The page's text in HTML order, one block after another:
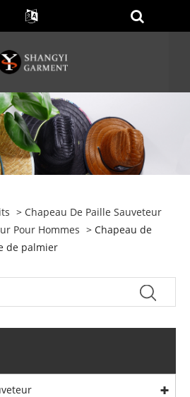
> Chapeau De Paille Sauveteur
Pour Hommes > Chapeau de
de palmier